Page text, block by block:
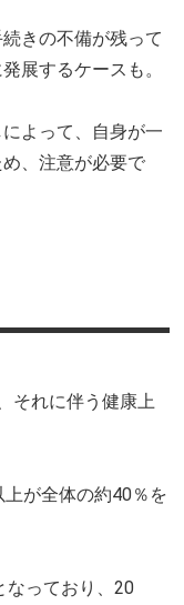
きの不備が残って
展するケースも。
よって、自身が一
、注意が必要で
それに伴う健康上
が全体の約40％を
なっており、20